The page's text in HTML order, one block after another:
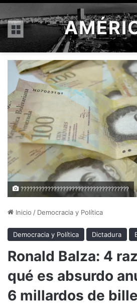
Menú
????????????????????????????????????
Inicio / Democracia y Política
Democracia y Política Dictadura
Ronald Balza: 4
qué es absurdo
6 millardos de